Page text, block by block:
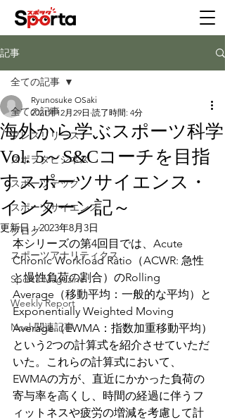
記事
全ての記事
プレスリリース
スポヲタビジネス
スポーツテック
スポーツサイエンス
ブログ
スポーツアナリティクス
Sporta Magazine
Weekly Report
Noah関連記事
全ての記事
海外から学ぶスポーツ科学
Vol. 5～S&Cコーチを目指
すスポーツサイエンス・
インターン記～
Ryunosuke OSaki
2021年12月29日 読了時間: 4分
更新日：2023年8月3日
本シリーズの第4回目では、Acute
Chronic Workload Ratio（ACWR: 急性
と慢性負荷の割合）のRolling
Average（移動平均：一般的な平均）と
Exponentially Weighted Moving
Average（EWMA：指数加重移動平均）
という2つの計算式を紹介させていただ
いた。これらの計算式において、
EWMAの方が、直近にかかった負荷の
寄与率を高くし、時間の経過に伴うフ
ィットネスや疲労の増減を考慮して計